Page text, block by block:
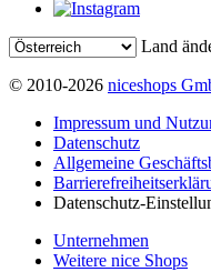
Land
© 2010-2026 niceshops
Impressum und
Datenschutz
Allgemeine
Datenschutz-
Unternehmen
Weitere nice Shops